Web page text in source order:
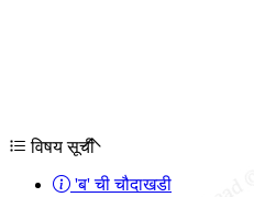
विषय सूची
'ब' ची चौदाखडी